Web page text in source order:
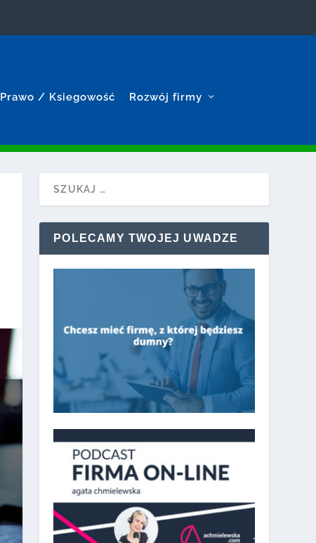
Prawo / Ksiegowość Rozwój firmy
POLECAMY TWOJEJ UWADZE